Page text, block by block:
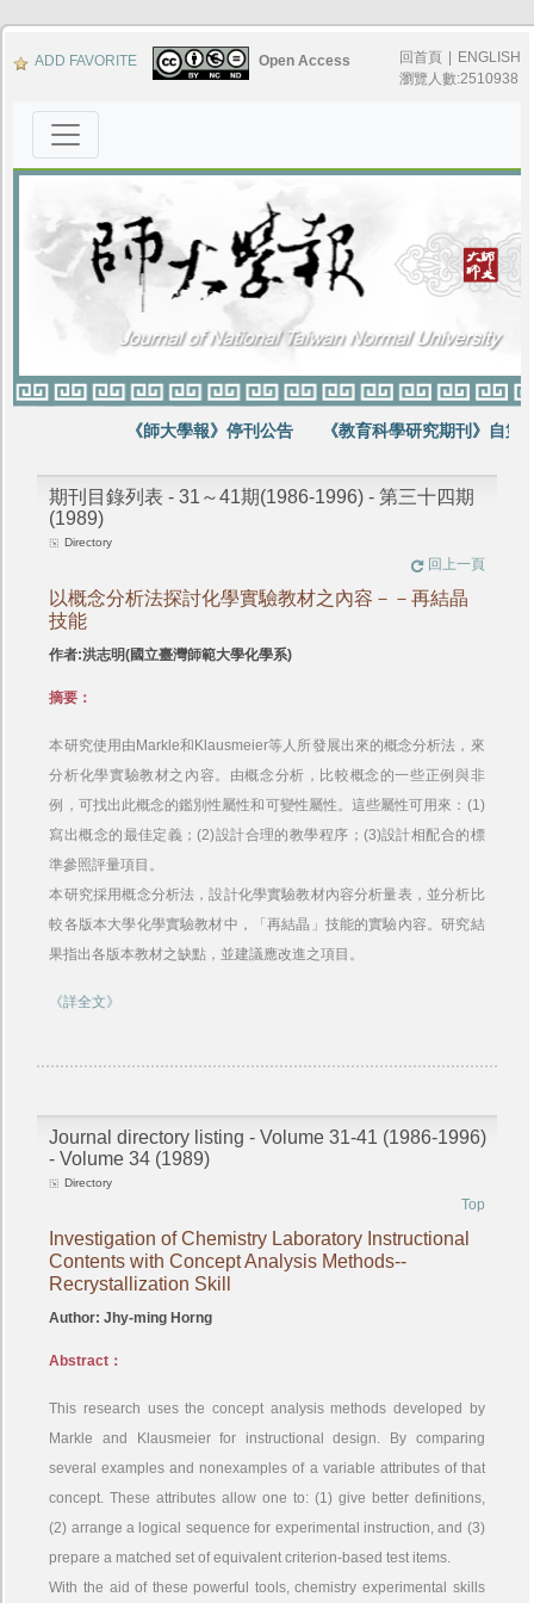
ADD FAVORITE Open Access 回首頁
ENGLISH
瀏覽人數:2510938
《師大學報》停刊公告 《教育科學研究期刊》自第
期刊目錄列表 - 31～41期(1986-1996) - 第三十四期
(1989)
Directory
回上一頁
以概念分析法探討化學實驗教材之內容－－再結晶
技能
作者:洪志明(國立臺灣師範大學化學系)
摘要：
本研究使用由Markle和Klausmeier等人所發展出來的概念分析法，來
分析化學實驗教材之內容。由概念分析，比較概念的一些正例與非
例，可找出此概念的鑑別性屬性和可變性屬性。這些屬性可用來：(1)
寫出概念的最佳定義；(2)設計合理的教學程序；(3)設計相配合的標
準參照評量項目。
本研究採用概念分析法，設計化學實驗教材內容分析量表，並分析比
較各版本大學化學實驗教材中，「再結晶」技能的實驗內容。研究結
果指出各版本教材之缺點，並建議應改進之項目。
《詳全文》
Journal directory listing - Volume 31-41 (1986-1996)
- Volume 34 (1989)
Directory
Top
Investigation of Chemistry Laboratory Instructional
Contents with Concept Analysis Methods--
Recrystallization Skill
Author: Jhy-ming Horng
Abstract：
This research uses the concept analysis methods developed by
Markle and Klausmeier for instructional design. By comparing
several examples and nonexamples of a variable attributes of that
concept. These attributes allow one to: (1) give better definitions,
(2) arrange a logical sequence for experimental instruction, and (3)
prepare a matched set of equivalent criterion-based test items.
With the aid of these powerful tools, chemistry experimental skills